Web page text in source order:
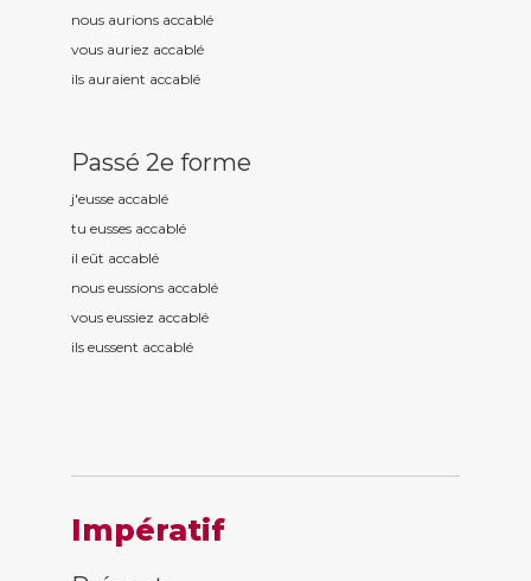
nous aurions accablé
vous auriez accablé
ils auraient accablé
Passé 2e forme
j'eusse accablé
tu eusses accablé
il eût accablé
nous eussions accablé
vous eussiez accablé
ils eussent accablé
Impératif